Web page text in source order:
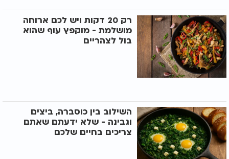
רק 20 דקות ויש לכם ארוחה
מושלמת - מוקפץ עוף שהוא
בול לצהריים
השילוב בין כוסברה, ביצים
וגבינה - שלא ידעתם שאתם
צריכים בחיים שלכם